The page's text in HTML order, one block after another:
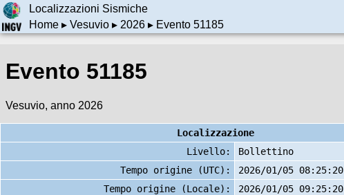
Localizzazioni Sismiche
Home▸ Vesuvio▸ 2026▸ Evento 51185
Evento 51185
Vesuvio, anno 2026
Localizzazione
Livello:
Bollettino
Tempo origine (UTC):
2026/01/05 08:25:20
Tempo origine (Locale):
2026/01/05 09:25:20